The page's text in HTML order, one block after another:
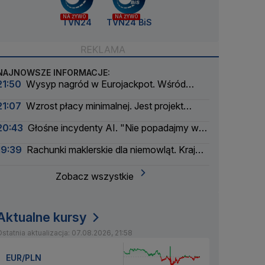
NA ŻYWO
TVN24
NA ŻYWO
TVN24 BiS
INFORMACJE:
Wysyp nagród w Eurojackpot. Wśród
Wzrost płacy minimalnej. Jest projekt
Głośne incydenty AI. "Nie popadajmy w
Rachunki maklerskie dla niemowląt. Kraj
Zobacz wszystkie
kursy
aktualizacja: 07.08.2026, 21:58
EUR/PLN